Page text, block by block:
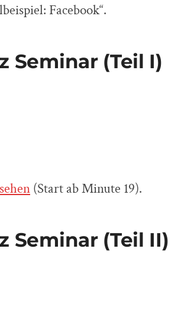
Facebook“.
Seminar (Teil I)
(Start ab Minute 19).
Seminar (Teil II)